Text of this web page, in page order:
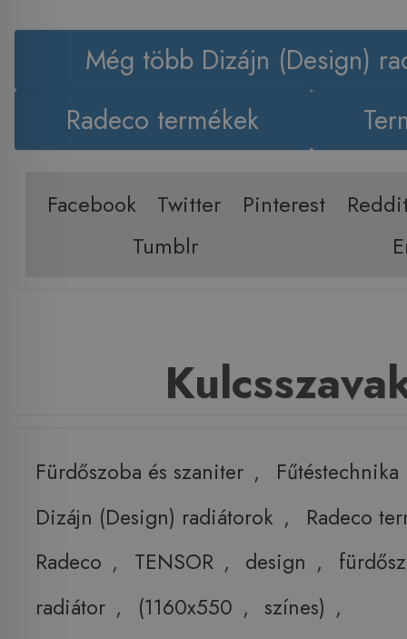
Még több Dizájn (Design)
Radeco termékek
Facebook Twitter Pinterest
Tumblr
Fürdőszoba és szaniter ,
Fűtéstechnika
Dizájn (Design) radiátorok ,
Radeco
Radeco , TENSOR , design ,
radiátor , (1160x550 , színes) ,